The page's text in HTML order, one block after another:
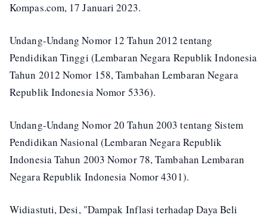
Kompas.com, 17 Januari 2023.
Undang-Undang Nomor 12 Tahun 2012 tentang
Pendidikan Tinggi (Lembaran Negara Republik Indonesia
Tahun 2012 Nomor 158, Tambahan Lembaran Negara
Republik Indonesia Nomor 5336).
Undang-Undang Nomor 20 Tahun 2003 tentang Sistem
Pendidikan Nasional (Lembaran Negara Republik
Indonesia Tahun 2003 Nomor 78, Tambahan Lembaran
Negara Republik Indonesia Nomor 4301).
Widiastuti, Desi, "Dampak Inflasi terhadap Daya Beli